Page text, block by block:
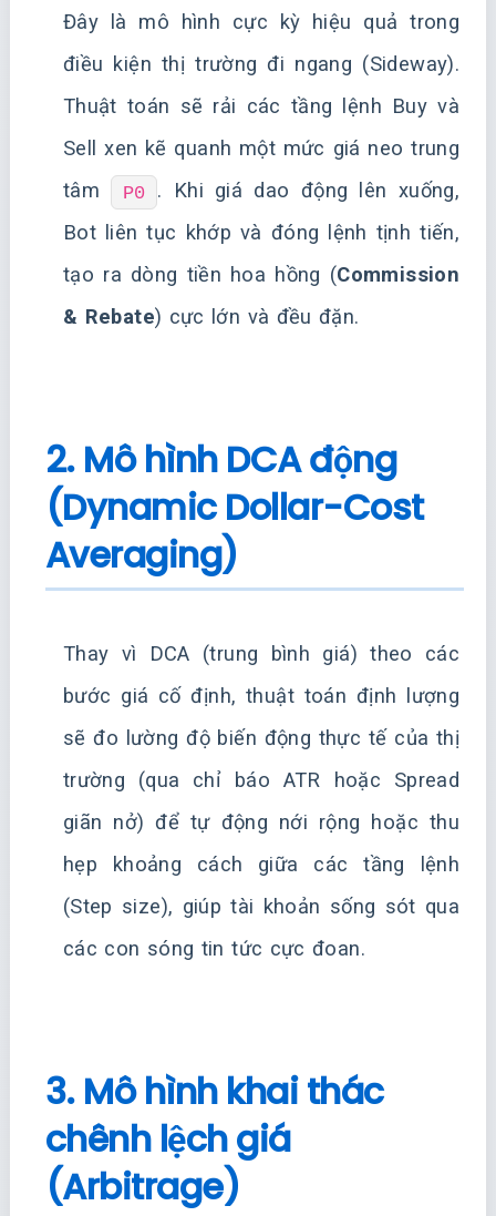
Đây là mô hình cực kỳ hiệu quả trong
điều kiện thị trường đi ngang (Sideway).
Thuật toán sẽ rải các tầng lệnh Buy và
Sell xen kẽ quanh một mức giá neo trung
tâm
P0 . Khi giá dao động lên xuống,
Bot liên tục khớp và đóng lệnh tịnh tiến,
tạo ra dòng tiền hoa hồng (Commission
& Rebate) cực lớn và đều đặn.
2. Mô hình DCA động
(Dynamic Dollar-Cost
Averaging)
Thay vì DCA (trung bình giá) theo các
bước giá cố định, thuật toán định lượng
sẽ đo lường độ biến động thực tế của thị
trường (qua chỉ báo ATR hoặc Spread
giãn nở) để tự động nới rộng hoặc thu
hẹp khoảng cách giữa các tầng lệnh
(Step size), giúp tài khoản sống sót qua
các con sóng tin tức cực đoan.
3. Mô hình khai thác
chênh lệch giá
(Arbitrage)